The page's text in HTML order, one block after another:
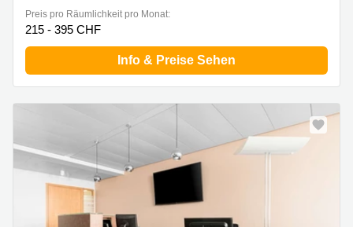
Preis pro Räumlichkeit pro Monat:
215 - 395 CHF
Info & Preise Sehen